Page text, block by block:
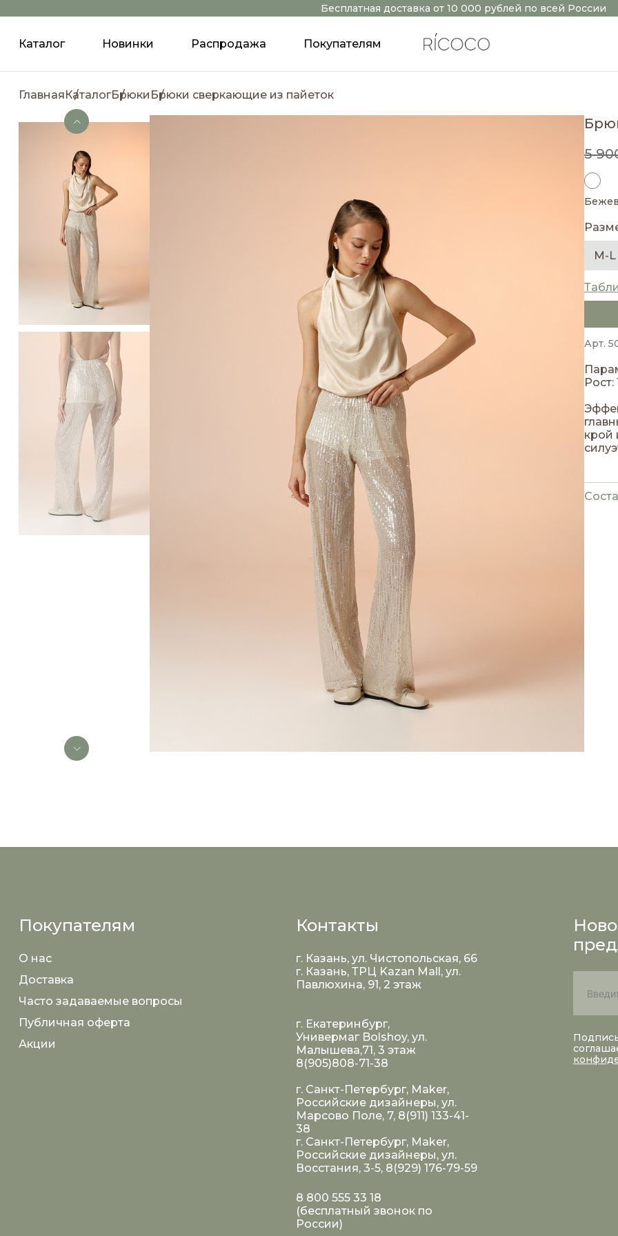
Бесплатная доставка от 10 000 рублей по всей России
Каталог Новинки Распродажа Покупателям
ГлавнаяКаталогБрюки Брюки сверкающие из пайеток
5
M-L
Арт.
Рост:
крой
Покупателям
О нас
Доставка
Часто задаваемые вопросы
Публичная оферта
Акции
Контакты
г. Казань, ул. Чистопольская, 66
г. Казань, ТРЦ Kazan Mall, ул.
Павлюхина, 91, 2 этаж
г. Екатеринбург,
Универмаг Bolshoy, ул.
Малышева,71, 3 этаж
8(905)808-71-38
г. Санкт-Петербург, Maker,
Российские дизайнеры, ул.
Марсово Поле, 7, 8(911) 133-41-
38
г. Санкт-Петербург, Maker,
Российские дизайнеры, ул.
Восстания, 3-5, 8(929) 176-79-59
8 800 555 33 18
(бесплатный звонок по
России)